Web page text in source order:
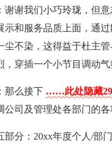
谢谢我们小巧玲珑，但
示和服务品质上面，通
尘不染，这得益于杜主
，穿插一个小节目调动气
那么接下 ……此处隐藏
公司及管理处各部门的
部分：20xx年度个人/部